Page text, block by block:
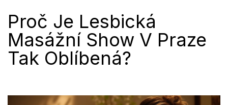
Proč Je Lesbická
Masážní Show V Praze
Tak Oblíbená?